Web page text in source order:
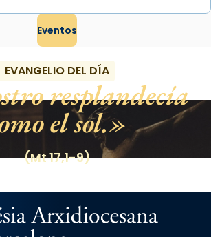
Eventos
EVANGELIO DEL DÍA
resplandecía
el sol.
(Mt 17,1-9)